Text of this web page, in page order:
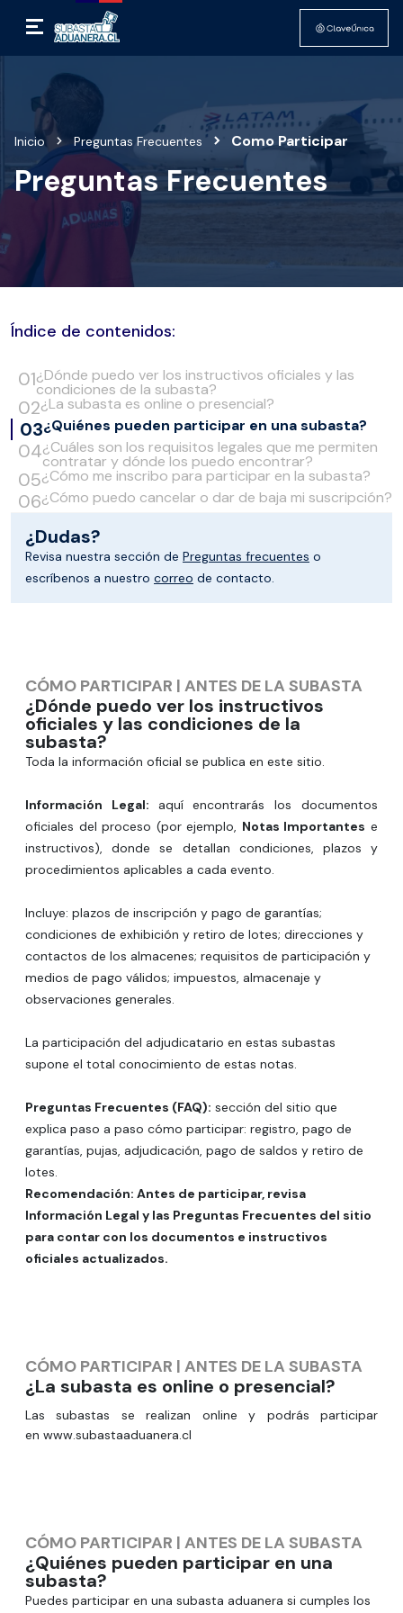
Inicio Preguntas Frecuentes Como Participar
Preguntas Frecuentes
Índice de contenidos:
¿Dónde puedo ver los instructivos oficiales y las
condiciones de la subasta?
¿La subasta es online o presencial?
¿Quiénes pueden participar en una subasta?
¿Cuáles son los requisitos legales que me permiten
contratar y dónde los puedo encontrar?
¿Cómo me inscribo para participar en la subasta?
¿Cómo puedo cancelar o dar de baja mi suscripción?
¿Dudas?
Revisa nuestra sección de Preguntas frecuentes o
escríbenos a nuestro correo de contacto.
CÓMO PARTICIPAR | ANTES DE LA SUBASTA
¿Dónde puedo ver los instructivos
oficiales y las condiciones de la
subasta?
Toda la información oficial se publica en este sitio.
Información Legal: aquí encontrarás los documentos
oficiales del proceso (por ejemplo, Notas Importantes e
instructivos), donde se detallan condiciones, plazos y
procedimientos aplicables a cada evento.
Incluye: plazos de inscripción y pago de garantías;
condiciones de exhibición y retiro de lotes; direcciones y
contactos de los almacenes; requisitos de participación y
medios de pago válidos; impuestos, almacenaje y
observaciones generales.
La participación del adjudicatario en estas subastas
supone el total conocimiento de estas notas.
Preguntas Frecuentes (FAQ): sección del sitio que
explica paso a paso cómo participar: registro, pago de
garantías, pujas, adjudicación, pago de saldos y retiro de
lotes.
Recomendación: Antes de participar, revisa
Información Legal y las Preguntas Frecuentes del sitio
para contar con los documentos e instructivos
oficiales actualizados.
CÓMO PARTICIPAR | ANTES DE LA SUBASTA
¿La subasta es online o presencial?
Las subastas se realizan online y podrás participar
en www.subastaaduanera.cl
CÓMO PARTICIPAR | ANTES DE LA SUBASTA
¿Quiénes pueden participar en una
subasta?
Puedes participar en una subasta aduanera si cumples los